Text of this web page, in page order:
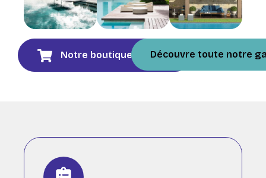
Notre boutique en ligneDécouvre toute notre